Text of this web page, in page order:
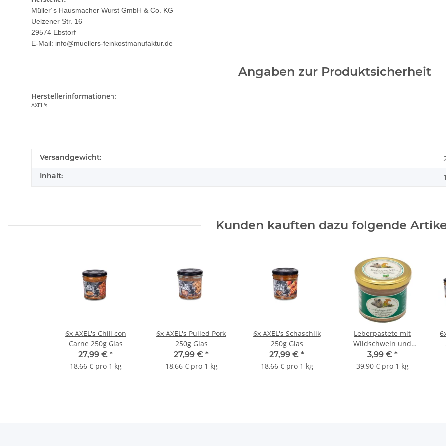
Müller´s Hausmacher Wurst GmbH & Co. KG
Uelzener Str. 16
29574 Ebstorf
E-Mail: info@muellers-feinkostmanufaktur.de
Angaben zur Produktsicherheit
Herstellerinformationen:
AXEL's
Versandgewicht:
Inhalt:
Kunden kauften dazu folgende
6x AXEL's Chili con
Carne 250g Glas
27,99 € *
18,66 € pro 1 kg
6x AXEL's Pulled Pork
250g Glas
27,99 € *
18,66 € pro 1 kg
6x AXEL's Schaschlik
250g Glas
27,99 € *
18,66 € pro 1 kg
Leberpastete mit
Wildschwein und
Pfifferlingen
3,99 € *
39,90 € pro 1 kg